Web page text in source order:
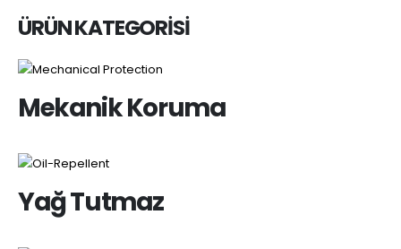
ÜRÜN KATEGORİSİ
Mekanik Koruma
Yağ Tutmaz